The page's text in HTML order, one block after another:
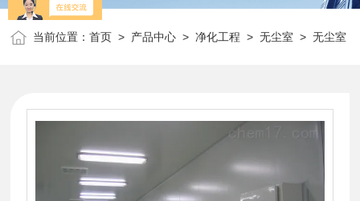
当前位置：首页 > 产品中心 >净化工程 >无尘室 > 无尘室